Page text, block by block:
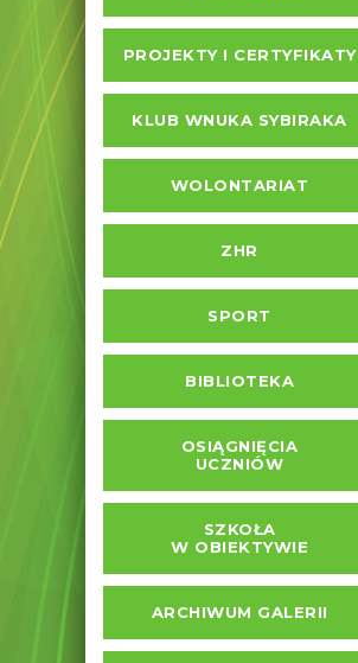
PROJEKTY I CERTYFIKATY
KLUB WNUKA SYBIRAKA
WOLONTARIAT
ZHR
SPORT
BIBLIOTEKA
OSIĄGNIĘCIA
UCZNIÓW
SZKOŁA
W OBIEKTYWIE
ARCHIWUM GALERII